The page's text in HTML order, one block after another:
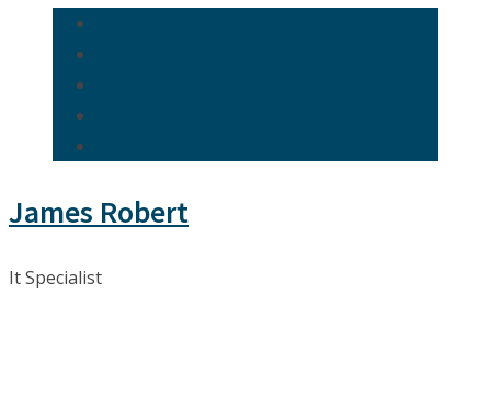
James Robert
It Specialist